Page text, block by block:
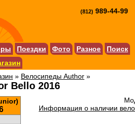
(812) 989-44-99
Поездки Фото Разное
Поиск
» Велосипеды Author »
Bello 2016
Информация о наличии